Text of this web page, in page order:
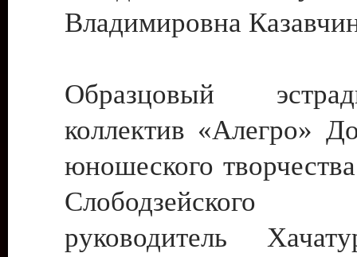
Владимировна
Образцовый
коллектив «Алегро»
юношеского
руководитель